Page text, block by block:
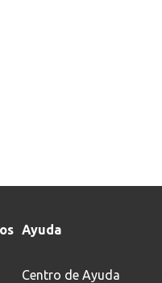
Ayuda
Centro de Ayuda